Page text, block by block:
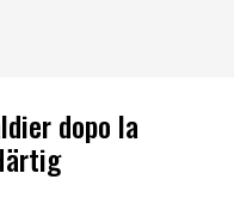
dopo la